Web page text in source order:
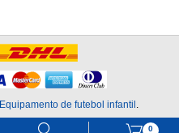
0
Equipamento de futebol infantil .